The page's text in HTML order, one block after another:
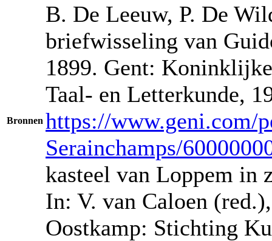
Bronnen
B. De Leeuw, P. De
briefwisseling van
1899. Gent:
Taal- en Letterkunde,
https://www.geni.com/
Serainchamps/
kasteel van Loppem in
In: V. van Caloen
Oostkamp: Stichting